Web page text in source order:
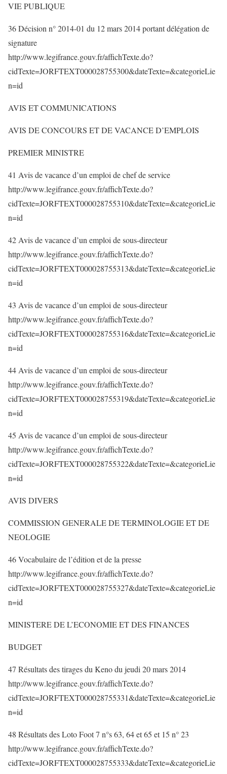
VIE PUBLIQUE
36 Décision n° 2014-01 du 12 mars 2014 portant délégation de
signature
http://www.legifrance.gouv.fr/affichTexte.do?
cidTexte=JORFTEXT000028755300&dateTexte=&categorieLie
n=id
AVIS ET COMMUNICATIONS
AVIS DE CONCOURS ET DE VACANCE D’EMPLOIS
PREMIER MINISTRE
41 Avis de vacance d’un emploi de chef de service
http://www.legifrance.gouv.fr/affichTexte.do?
cidTexte=JORFTEXT000028755310&dateTexte=&categorieLie
n=id
42 Avis de vacance d’un emploi de sous-directeur
http://www.legifrance.gouv.fr/affichTexte.do?
cidTexte=JORFTEXT000028755313&dateTexte=&categorieLie
n=id
43 Avis de vacance d’un emploi de sous-directeur
http://www.legifrance.gouv.fr/affichTexte.do?
cidTexte=JORFTEXT000028755316&dateTexte=&categorieLie
n=id
44 Avis de vacance d’un emploi de sous-directeur
http://www.legifrance.gouv.fr/affichTexte.do?
cidTexte=JORFTEXT000028755319&dateTexte=&categorieLie
n=id
45 Avis de vacance d’un emploi de sous-directeur
http://www.legifrance.gouv.fr/affichTexte.do?
cidTexte=JORFTEXT000028755322&dateTexte=&categorieLie
n=id
AVIS DIVERS
COMMISSION GENERALE DE TERMINOLOGIE ET DE
NEOLOGIE
46 Vocabulaire de l’édition et de la presse
http://www.legifrance.gouv.fr/affichTexte.do?
cidTexte=JORFTEXT000028755327&dateTexte=&categorieLie
n=id
MINISTERE DE L’ECONOMIE ET DES FINANCES
BUDGET
47 Résultats des tirages du Keno du jeudi 20 mars 2014
http://www.legifrance.gouv.fr/affichTexte.do?
cidTexte=JORFTEXT000028755331&dateTexte=&categorieLie
n=id
48 Résultats des Loto Foot 7 n°s 63, 64 et 65 et 15 n° 23
http://www.legifrance.gouv.fr/affichTexte.do?
cidTexte=JORFTEXT000028755333&dateTexte=&categorieLie